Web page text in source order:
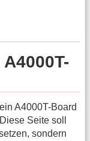
A4000T-Board
Seite soll
sondern